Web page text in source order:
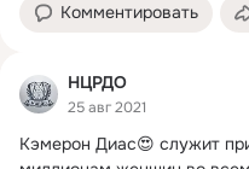
Комментировать
НЦРДО
25 авг 2021
Кэмерон Диас😍 служит